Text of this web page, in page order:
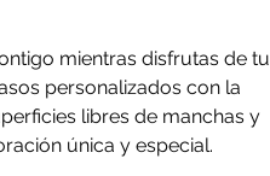
mientras disfrutas de tu
personalizados con la
libres de manchas y
única y especial.